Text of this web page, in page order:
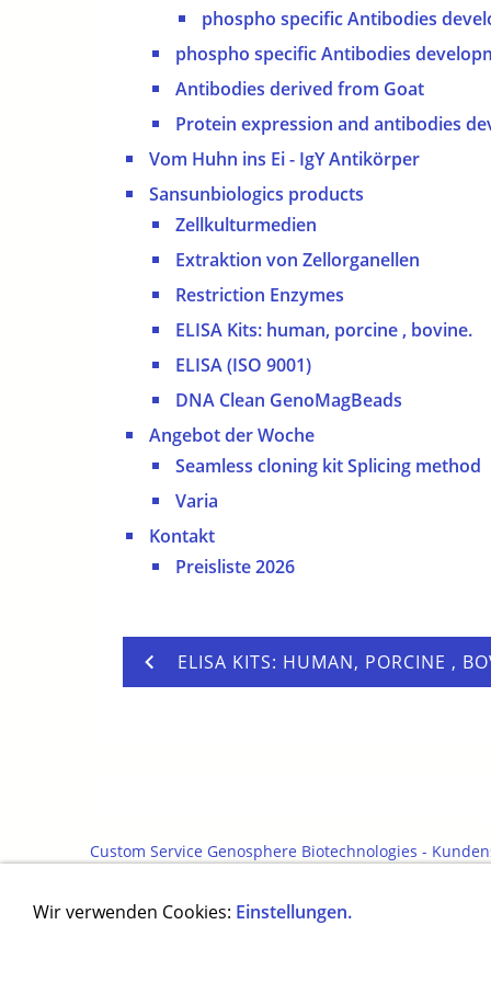
phospho specific Antibodies
phospho specific Antibodies
Antibodies derived from Goat
Protein expression and antibodies
Vom Huhn ins Ei - IgY Antikörper
Sansunbiologics products
Zellkulturmedien
Extraktion von Zellorganellen
Restriction Enzymes
ELISA Kits: human, porcine , bovine.
ELISA (ISO 9001)
DNA Clean GenoMagBeads
Angebot der Woche
Seamless cloning kit Splicing method
Varia
Kontakt
Preisliste 2026
ELISA KITS: HUMAN, PORCINE ,
Custom Service Genosphere Biotechnologies -
Dialog Herstellung monoklonaler Antikörper
Wir verwenden Cookies: Einstellungen.